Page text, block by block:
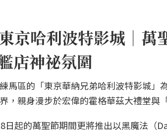
京哈利波特影城｜萬
店神祕氛圍
馬區的「東京華納兄弟哈利波特影城」
，親身漫步於宏偉的霍格華茲大禮堂與
日起的萬聖節期間更將推出以黑魔法（